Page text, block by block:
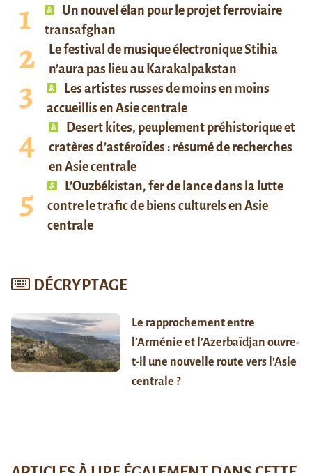
Un nouvel élan pour le projet ferroviaire
transafghan
Le festival de musique électronique Stihia
n’aura pas lieu au Karakalpakstan
Les artistes russes de moins en moins
accueillis en Asie centrale
Desert kites, peuplement préhistorique et
cratères d’astéroïdes : résumé de recherches
en Asie centrale
L’Ouzbékistan, fer de lance dans la lutte
contre le trafic de biens culturels en Asie
centrale
DÉCRYPTAGE
Le rapprochement entre
l’Arménie et l’Azerbaïdjan ouvre-
t-il une nouvelle route vers l’Asie
centrale ?